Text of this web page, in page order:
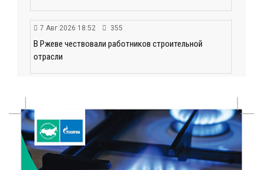
7 Авг 2026 18:52 355
В Ржеве чествовали работников строительной
отрасли
Зарядка со стражем порядка объединила детей в
«Чайке»
7 Авг 2026 18:02 277